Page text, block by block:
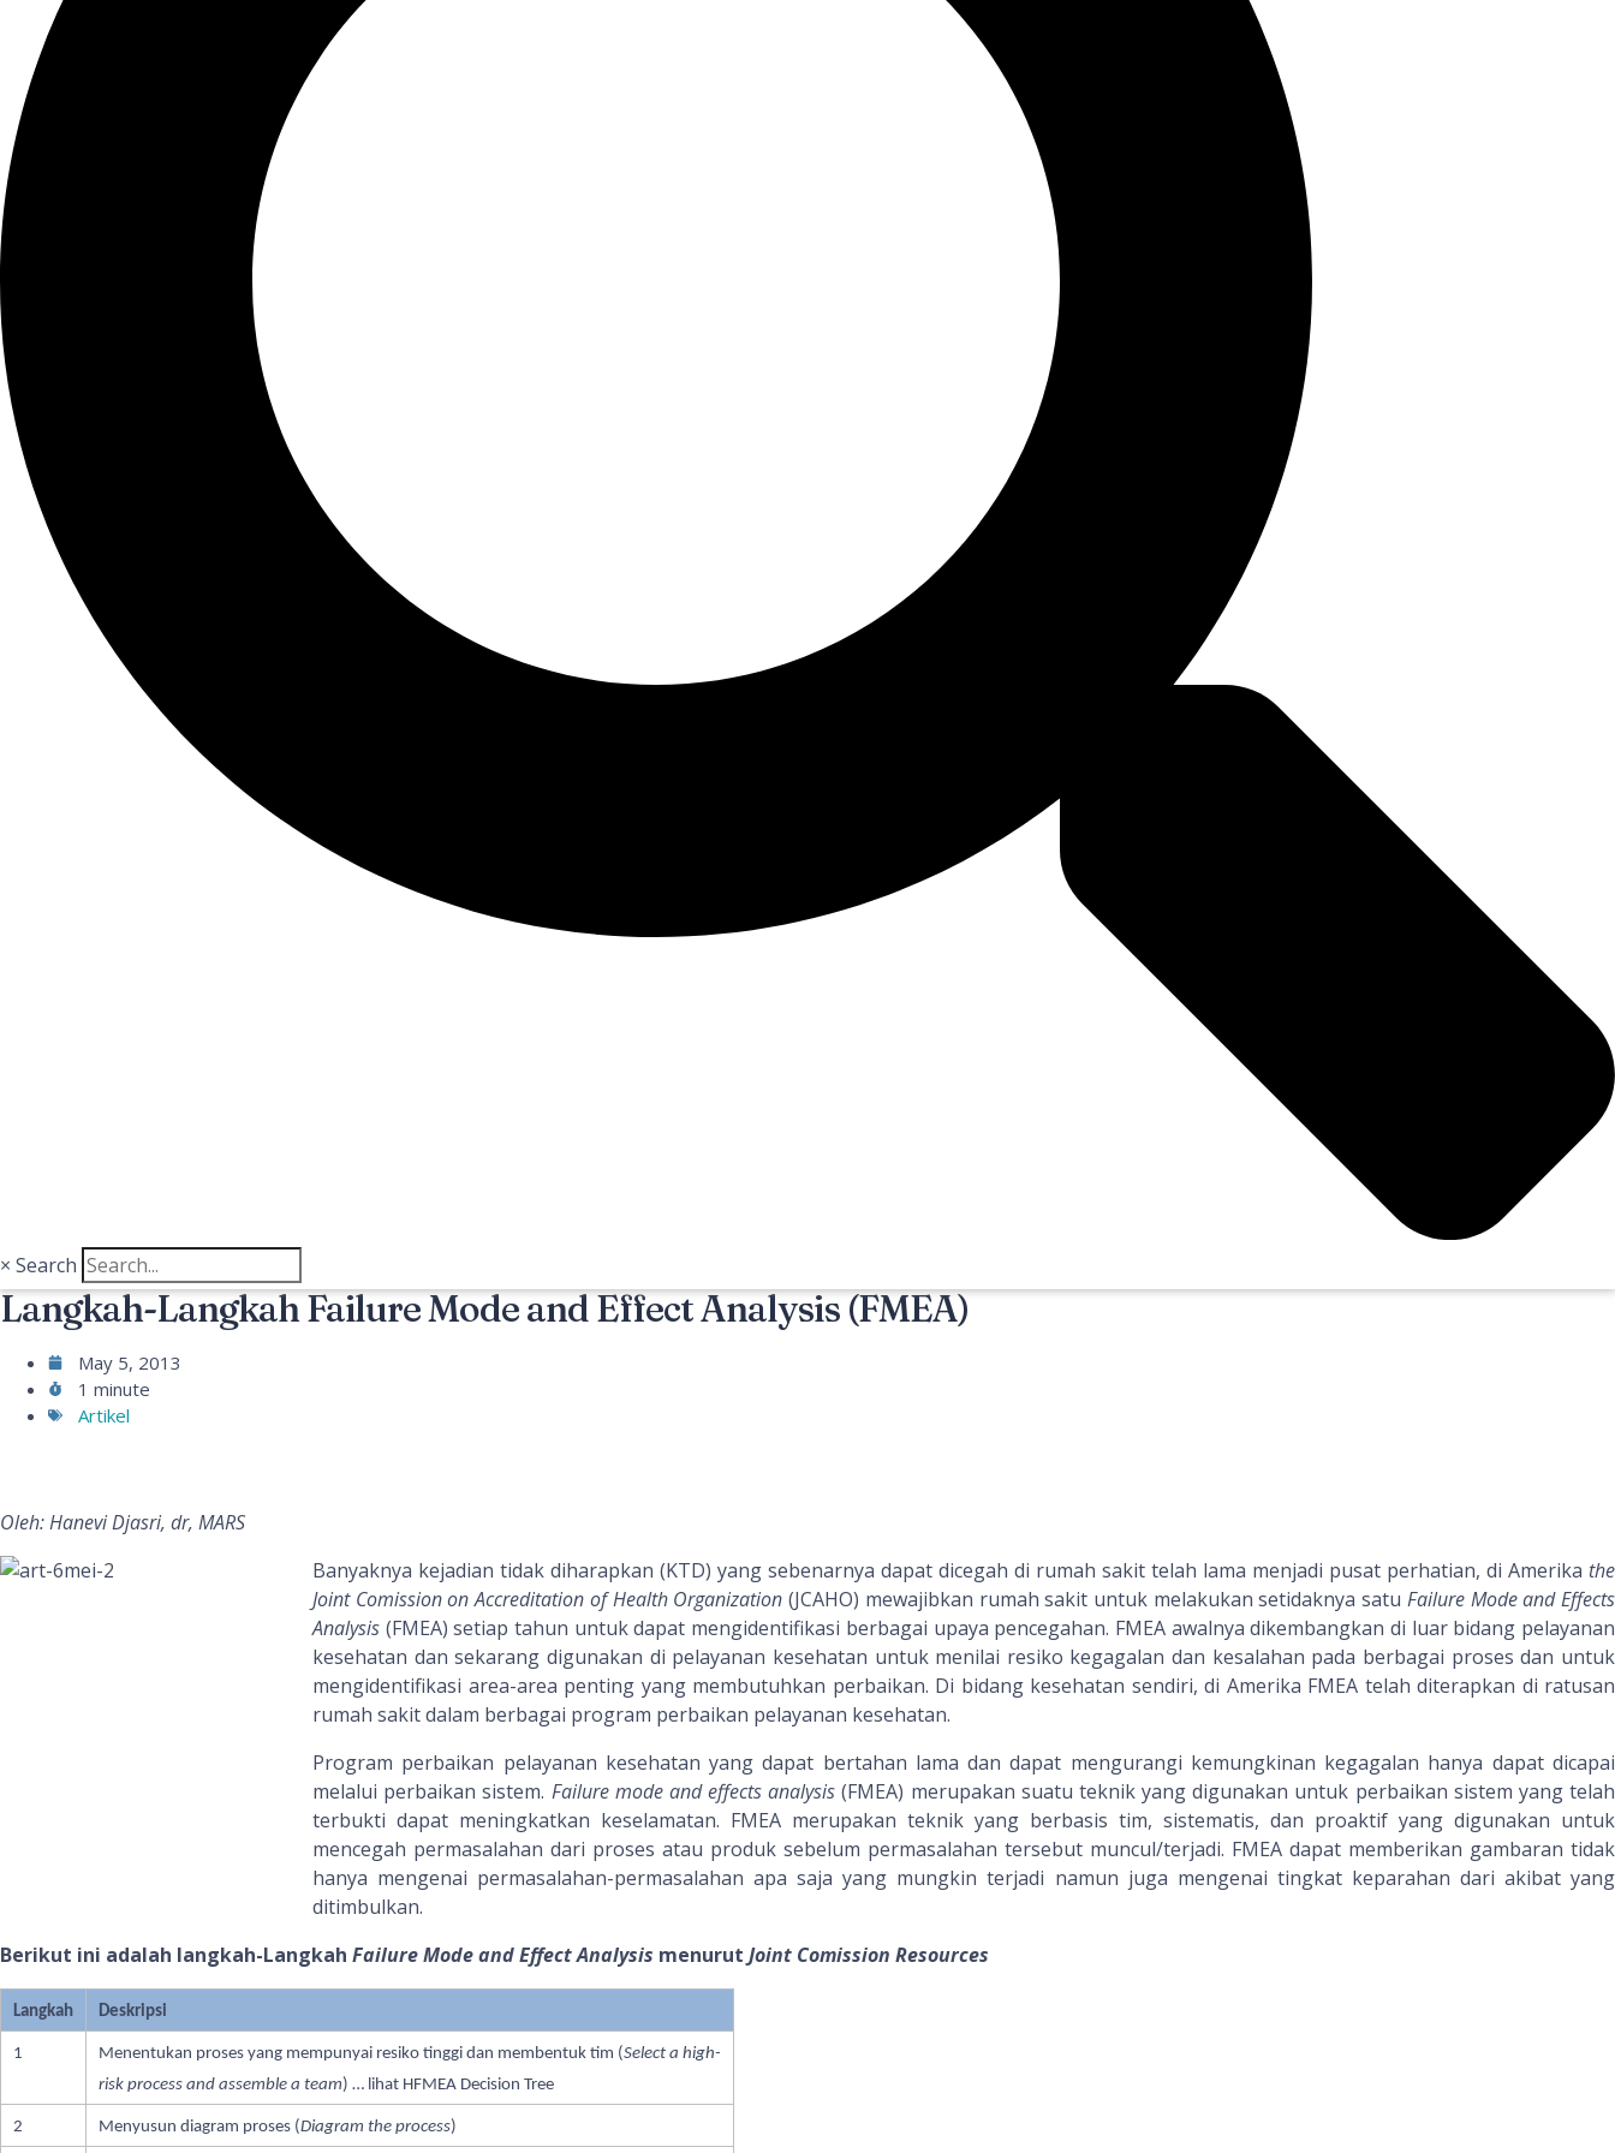
× Search
Langkah-Langkah Failure Mode and Effect Analysis (FMEA)
May 5, 2013
1 minute
Artikel
Oleh: Hanevi Djasri, dr, MARS
Banyaknya kejadian tidak diharapkan (KTD) yang sebenarnya dapat dicegah di rumah sakit telah lama menjadi pusat perhatian, di Amerika the
Joint Comission on Accreditation of Health Organization (JCAHO) mewajibkan rumah sakit untuk melakukan setidaknya satu Failure Mode and Effects
Analysis (FMEA) setiap tahun untuk dapat mengidentifikasi berbagai upaya pencegahan. FMEA awalnya dikembangkan di luar bidang pelayanan
kesehatan dan sekarang digunakan di pelayanan kesehatan untuk menilai resiko kegagalan dan kesalahan pada berbagai proses dan untuk
mengidentifikasi area-area penting yang membutuhkan perbaikan. Di bidang kesehatan sendiri, di Amerika FMEA telah diterapkan di ratusan
rumah sakit dalam berbagai program perbaikan pelayanan kesehatan.
Program perbaikan pelayanan kesehatan yang dapat bertahan lama dan dapat mengurangi kemungkinan kegagalan hanya dapat dicapai
melalui perbaikan sistem. Failure mode and effects analysis (FMEA) merupakan suatu teknik yang digunakan untuk perbaikan sistem yang telah
terbukti dapat meningkatkan keselamatan. FMEA merupakan teknik yang berbasis tim, sistematis, dan proaktif yang digunakan untuk
mencegah permasalahan dari proses atau produk sebelum permasalahan tersebut muncul/terjadi. FMEA dapat memberikan gambaran tidak
hanya mengenai permasalahan-permasalahan apa saja yang mungkin terjadi namun juga mengenai tingkat keparahan dari akibat yang
ditimbulkan.
Berikut ini adalah langkah-Langkah Failure Mode and Effect Analysis menurut Joint Comission Resources
Langkah Deskripsi
1 Menentukan proses yang mempunyai resiko tinggi dan membentuk tim (Select a high-
risk process and assemble a team) … lihat HFMEA Decision Tree
2 Menyusun diagram proses (Diagram the process)